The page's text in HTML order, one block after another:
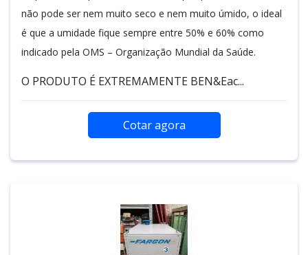
não pode ser nem muito seco e nem muito úmido, o ideal
é que a umidade fique sempre entre 50% e 60% como
indicado pela OMS – Organização Mundial da Saúde.
O PRODUTO É EXTREMAMENTE BEN&Eac...
Cotar agora